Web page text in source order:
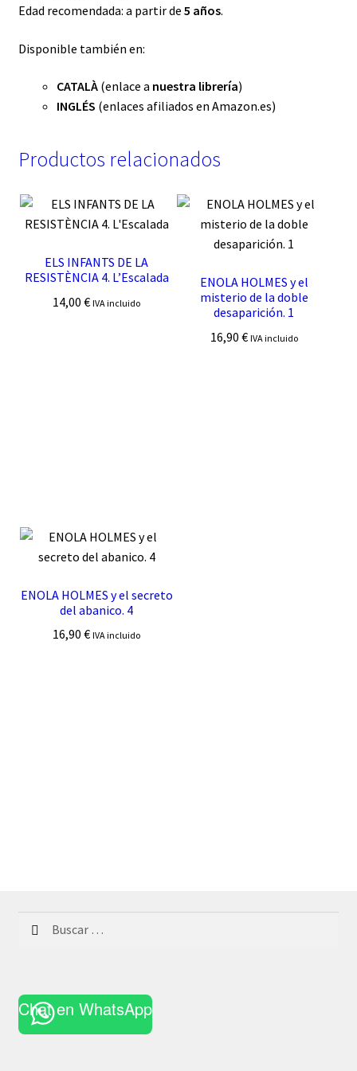
Edad recomendada: a partir de 5 años.
Disponible también en:
CATALÀ(enlace a nuestra librería)
INGLÉS (enlaces afiliados en Amazon.es)
Productos relacionados
ELS INFANTS DE LA
RESISTÈNCIA 4. L’Escalada
14,00€ IVA incluido
ENOLA HOLMES y el
misterio de la doble
desaparición. 1
16,90 € IVA incluido
ENOLA HOLMES y el secreto
del abanico. 4
16,90€ IVA incluido
Chat en WhatsApp